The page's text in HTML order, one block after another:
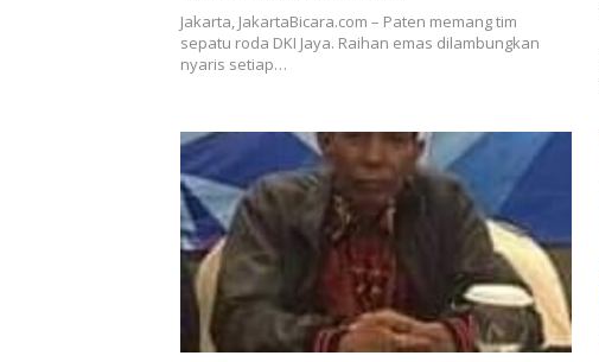
Jakarta, JakartaBicara.com – Paten memang tim
sepatu roda DKI Jaya. Raihan emas dilambungkan
nyaris setiap…